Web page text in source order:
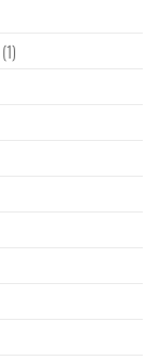
(1)